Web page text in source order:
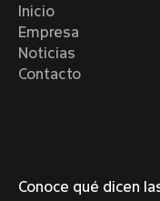
Inicio
Empresa
Noticias
Contacto
Conoce qué dicen